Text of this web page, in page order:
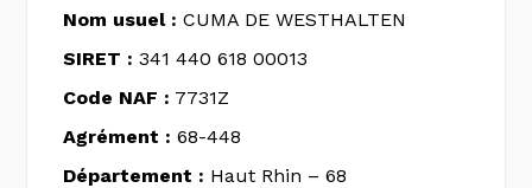
Nom usuel : CUMA DE WESTHALTEN
SIRET : 341 440 618 00013
Code NAF : 7731Z
Agrément : 68-448
Département : Haut Rhin – 68